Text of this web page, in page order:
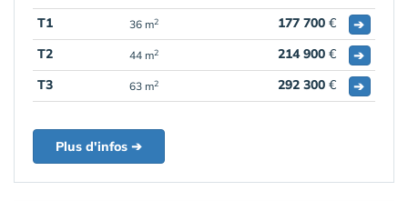
T1 36 m2 177 700 €
➔
T2
44 m2 214 900 €
➔
T3
63 m2 292 300 € ➔
Plus d'infos ➔